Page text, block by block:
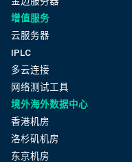
增值服务
云服务器
IPLC
多云连接
网络测试工具
境外海外数据中心
香港机房
洛杉矶机房
东京机房